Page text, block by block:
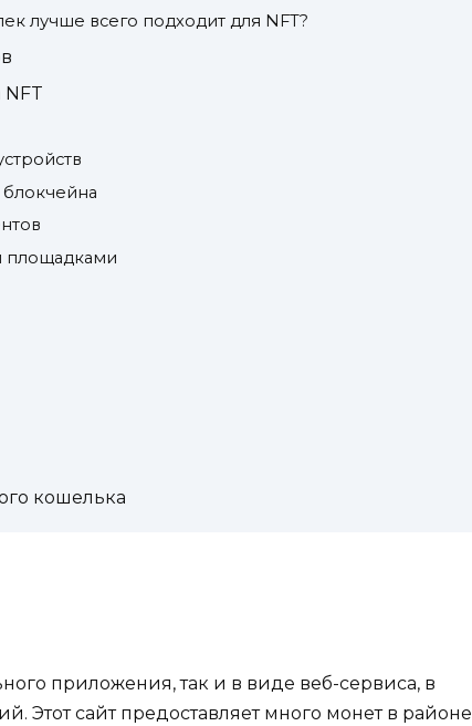
лучше всего подходит для NFT?
площадками
кошелька
приложения, так и в виде веб-сервиса, в
Этот сайт предоставляет много монет в районе